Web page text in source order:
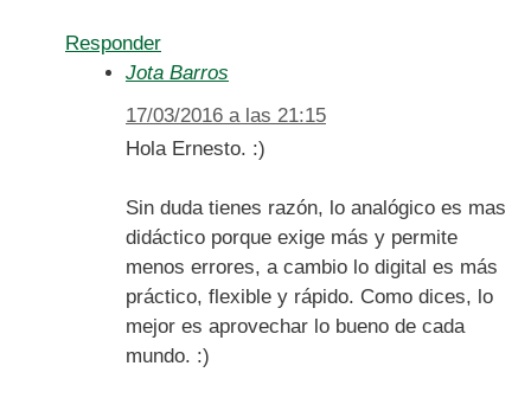
Responder
Jota Barros
17/03/2016 a las 21:15
Hola Ernesto. :)
Sin duda tienes razón, lo analógico es mas
didáctico porque exige más y permite
menos errores, a cambio lo digital es más
práctico, flexible y rápido. Como dices, lo
mejor es aprovechar lo bueno de cada
mundo. :)